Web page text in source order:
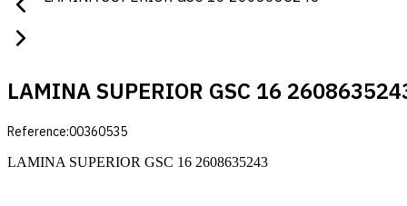
LAMINA SUPERIOR GSC 16
Reference:00360535
LAMINA SUPERIOR GSC 16 2608635243